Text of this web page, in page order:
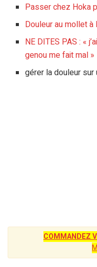
Passer chez Hoka
Douleur au mollet à
NE DITES PAS : «
genou me fait mal »
gérer la douleur sur
COMMANDEZ